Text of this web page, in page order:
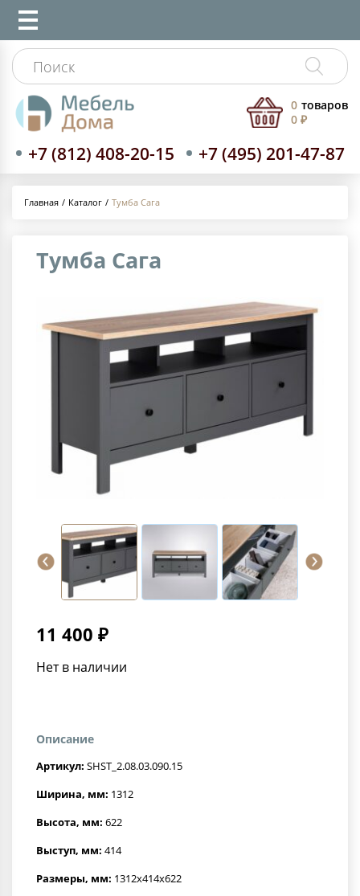
+7 (812) 408-20-15 +7 (495) 201-47-87
0 товаров
0 ₽
Главная Каталог Тумба Сага
Тумба Сага
11 400 ₽
Нет в наличии
Описание
Артикул: SHST_2.08.03.090.15
Ширина, мм: 1312
Высота, мм: 622
Выступ, мм: 414
Размеры, мм: 1312x414x622